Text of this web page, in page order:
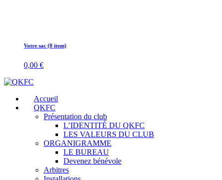
Votre sac (0 item)
0,00 €
Accueil
QKFC
Présentation du club
L’IDENTITÉ DU QKFC
LES VALEURS DU CLUB
ORGANIGRAMME
LE BUREAU
Devenez bénévole
Arbitres